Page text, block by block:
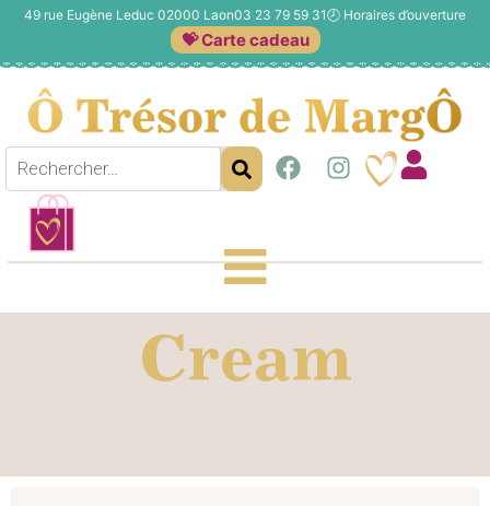
49 rue Eugène Leduc 02000 Laon03 23 79 59 31🕗 Horaires d’ouverture
💝 Carte cadeau
Cream